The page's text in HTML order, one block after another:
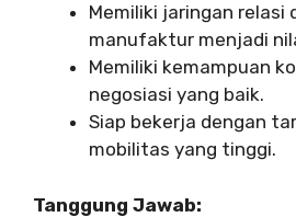
Memiliki jaringan relasi
manufaktur menjadi
Memiliki kemampuan
negosiasi yang baik.
Siap bekerja dengan
mobilitas yang tinggi.
Tanggung Jawab: